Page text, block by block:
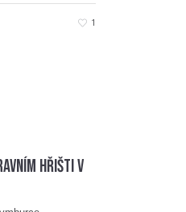
1
hřišti v